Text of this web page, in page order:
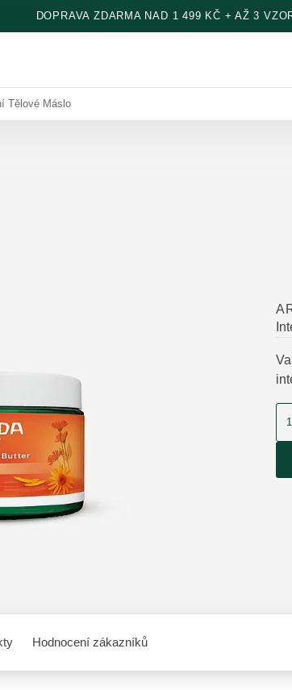
DOPRAVA ZDARMA NAD 1 499 KČ + AŽ 3
Tělové Máslo
Hodnocení zákazníků